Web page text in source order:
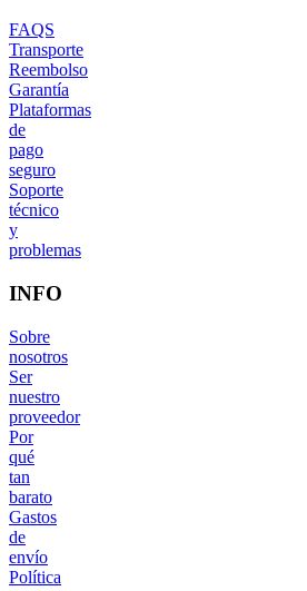
FAQS
Transporte
Reembolso
Garantía
Plataformas
de
pago
seguro
Soporte
técnico
y
problemas
INFO
Sobre
nosotros
Ser
nuestro
proveedor
Por
qué
tan
barato
Gastos
de
envío
Política